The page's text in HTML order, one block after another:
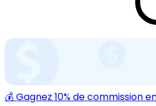
💰 Gagnez 10% de commission